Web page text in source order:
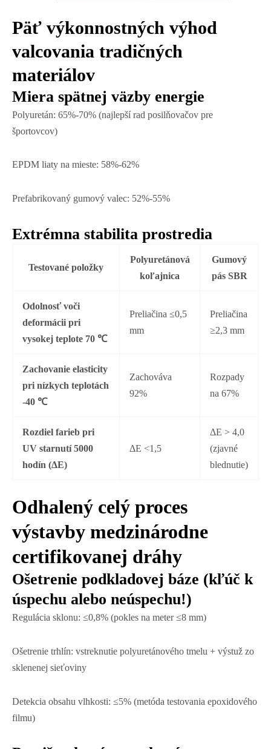
Päť výkonnostných výhod
valcovania tradičných
materiálov
Miera spätnej väzby energie
Polyuretán: 65%-70% (najlepší rad posilňovačov pre
športovcov)
EPDM liaty na mieste: 58%-62%
Prefabrikovaný gumový valec: 52%-55%
Extrémna stabilita prostredia
Testované položky
Polyuretánová
koľajnica
Gumový
pás SBR
Odolnosť voči
deformácii pri
vysokej teplote 70 ℃
Preliačina ≤0,5
mm
Preliačina
≥2,3 mm
Zachovanie elasticity
pri nízkych teplotách
-40 ℃
Zachováva
92%
Rozpady
na 67%
​Rozdiel farieb pri
UV starnutí 5000
hodín (ΔE)​
ΔE <1,5
ΔE > 4,0
(zjavné
blednutie)
Odhalený celý proces
výstavby medzinárodne
certifikovanej dráhy
Ošetrenie podkladovej báze (kľúč k
úspechu alebo neúspechu!)
Regulácia sklonu: ≤0,8% (pokles na meter ≤8 mm)
Ošetrenie trhlín: vstreknutie polyuretánového tmelu + výstuž zo
sklenenej sieťoviny
Detekcia obsahu vlhkosti: ≤5% (metóda testovania epoxidového
filmu)